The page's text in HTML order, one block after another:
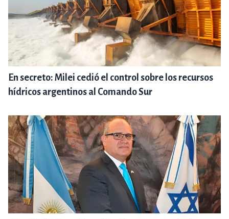
En secreto: Milei cedió el control sobre los recursos
hídricos argentinos al Comando Sur